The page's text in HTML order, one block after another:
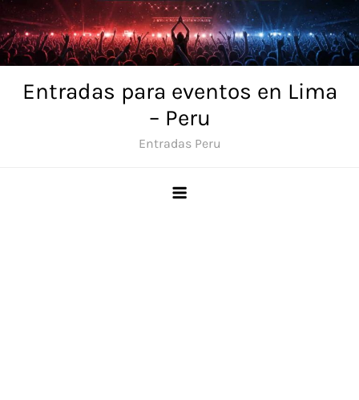
Skip
to
content
Entradas para eventos en Lima
– Peru
Entradas Peru